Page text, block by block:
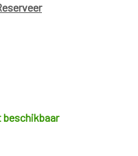
beschikbaar